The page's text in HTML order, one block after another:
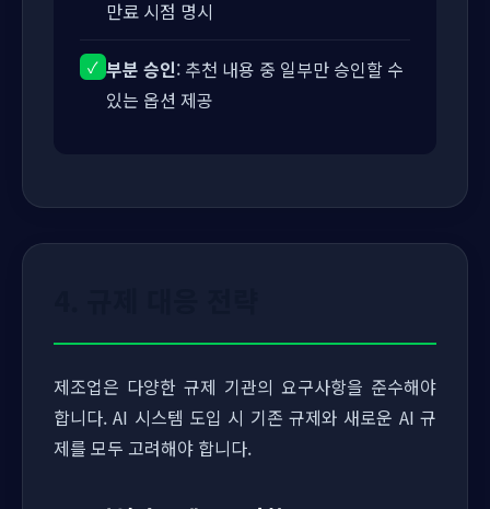
만료 시점 명시
✓ 부분 승인: 추천 내용 중 일부만 승인할 수
있는 옵션 제공
제조업은 다양한 규제 기관의 요구사항을 준수해야
합니다. AI 시스템 도입 시 기존 규제와 새로운 AI 규
제를 모두 고려해야 합니다.